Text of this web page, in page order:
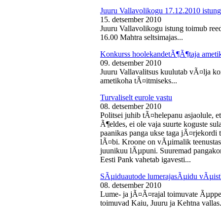
Juuru Vallavolikogu 17.12.2010 istung
15. detsember 2010
Juuru Vallavolikogu istung toimub
16.00 Mahtra seltsimajas...
Konkurss hoolekandetÃ¶Ã¶taja
09. detsember 2010
Juuru Vallavalitsus kuulutab vÃ¤lja
ametikoha tÃ¤itmiseks...
Turvaliselt eurole vastu
08. detsember 2010
Politsei juhib tÃ¤helepanu asjaolule,
Ã¶eldes, ei ole vaja suurte koguste
paanikas panga ukse taga
lÃ¤bi. Kroone on vÃµimalik
juunikuu lÃµpuni. Suuremad
Eesti Pank vahetab igavesti...
SÃµiduautode lumerajasÃµidu
08. detsember 2010
Lume- ja jÃ¤Ã¤rajal toimuvate
toimuvad Kaiu, Juuru ja Kehtna